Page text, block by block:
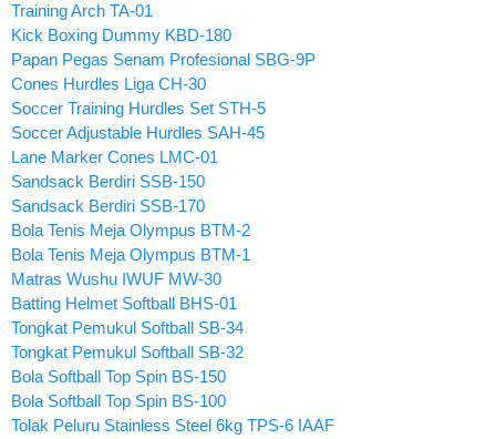
Training Arch TA-01
Kick Boxing Dummy KBD-180
Papan Pegas Senam Profesional SBG-9P
Cones Hurdles Liga CH-30
Soccer Training Hurdles Set STH-5
Soccer Adjustable Hurdles SAH-45
Lane Marker Cones LMC-01
Sandsack Berdiri SSB-150
Sandsack Berdiri SSB-170
Bola Tenis Meja Olympus BTM-2
Bola Tenis Meja Olympus BTM-1
Matras Wushu IWUF MW-30
Batting Helmet Softball BHS-01
Tongkat Pemukul Softball SB-34
Tongkat Pemukul Softball SB-32
Bola Softball Top Spin BS-150
Bola Softball Top Spin BS-100
Tolak Peluru Stainless Steel 6kg TPS-6 IAAF